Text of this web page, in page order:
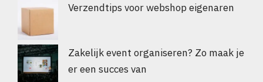
Verzendtips voor webshop eigenaren
Zakelijk event organiseren? Zo maak je
er een succes van